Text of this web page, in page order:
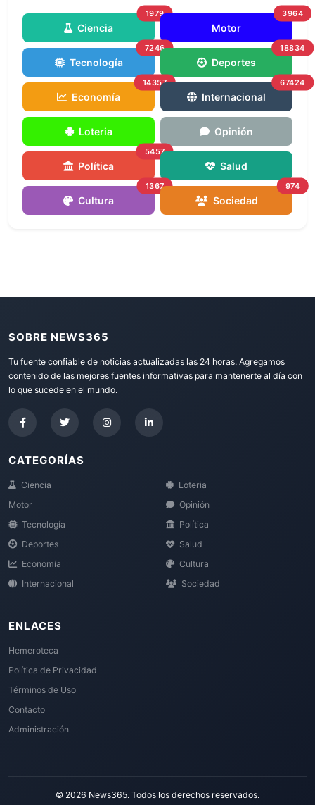
Ciencia
1979
Motor
3964
Tecnología
7246
Deportes
18834
Economía
14357
Internacional
67424
Loteria Opinión
Política
5457
Salud
Cultura
1367
Sociedad
974
SOBRE NEWS365
Tu fuente confiable de noticias actualizadas las 24 horas. Agregamos
contenido de las mejores fuentes informativas para mantenerte al día con
lo que sucede en el mundo.
CATEGORÍAS
Ciencia
Motor
Tecnología
Deportes
Economía
Internacional
Loteria
Opinión
Política
Salud
Cultura
Sociedad
ENLACES
Hemeroteca
Política de Privacidad
Términos de Uso
Contacto
Administración
© 2026 News365. Todos los derechos reservados.